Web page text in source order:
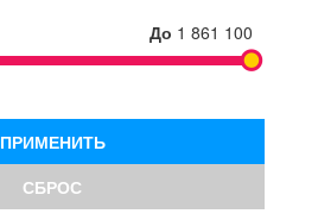
До 1 861 100
ПРИМЕНИТЬ
СБРОС